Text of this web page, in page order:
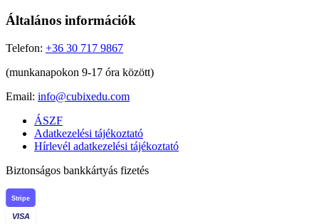
Általános információk
Telefon: +36 30 717 9867
(munkanapokon 9-17 óra között)
Email: info@cubixedu.com
ÁSZF
Adatkezelési tájékoztató
Hírlevél adatkezelési tájékoztató
Biztonságos bankkártyás fizetés
Stripe
VISA